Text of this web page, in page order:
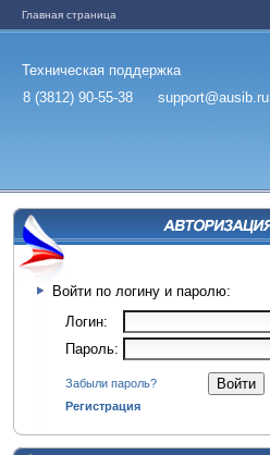
Главная страница
Техническая поддержка
8 (3812) 90-55-38
support@ausib.ru
Войти по логину и паролю:
Логин:
Пароль:
Забыли пароль?
Регистрация